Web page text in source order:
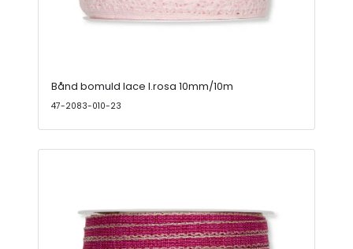
Bånd bomuld lace l.rosa 10mm/10m
47-2083-010-23